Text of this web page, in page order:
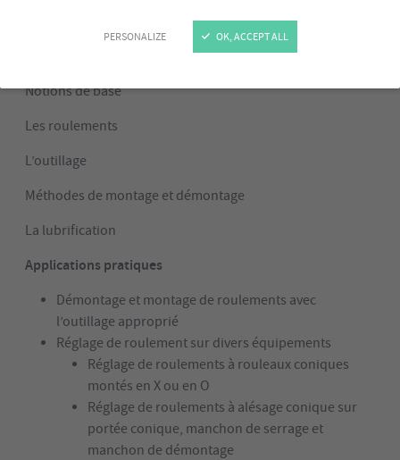
PERSONALIZE OK, ACCEPT ALL
Notions de base
Les roulements
L’outillage
Méthodes de montage et démontage
La lubrification
Applications pratiques
Démontage et montage de roulements avec
l’outillage approprié
Réglage de roulement sur divers équipements
Réglage de roulements à rouleaux coniques
montés en X ou en O
Réglage de roulements à alésage conique sur
portée conique, manchon de serrage et
manchon de démontage